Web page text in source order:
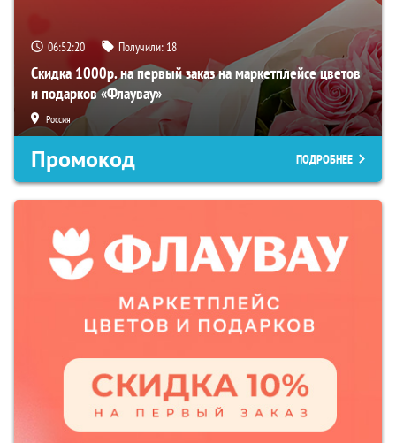
06:52:19 Получили: 18
Скидка 1000р. на первый заказ на маркетплейсе цветов
и подарков «Флаувау»
Россия
Промокод ПОДРОБНЕЕ